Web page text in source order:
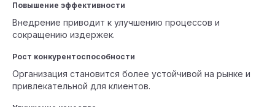
Повышение эффективности
Внедрение приводит к улучшению процессов и
сокращению издержек.
Рост конкурентоспособности
Организация становится более устойчивой на рынке и
привлекательной для клиентов.